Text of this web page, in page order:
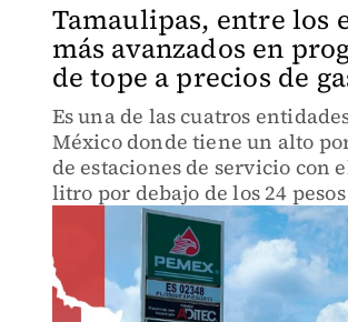
Tamaulipas, entre los
más avanzados en
de tope a precios de
Es una de las cuatros
México donde tiene un alto
de estaciones de servicio con
litro por debajo de los 24 pesos